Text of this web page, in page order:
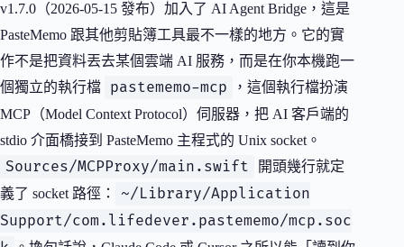
v1.7.0（2026-05-15 發布）加入了 AI Agent Bridge，這是
PasteMemo 跟其他剪貼簿工具最不一樣的地方。它的實
作不是把資料丟去某個雲端 AI 服務，而是在你本機跑一
個獨立的執行檔
pastememo-mcp
，這個執行檔扮演
MCP（Model Context Protocol）伺服器，把 AI 客戶端的
stdio 介面橋接到 PasteMemo 主程式的 Unix socket。
Sources/MCPProxy/main.swift
開頭幾行就定
義了 socket 路徑：
~/Library/Application
Support/com.lifedever.pastememo/mcp.soc